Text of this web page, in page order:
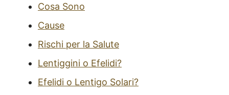
Cosa Sono
Cause
Rischi per la Salute
Lentiggini o Efelidi?
Efelidi o Lentigo Solari?